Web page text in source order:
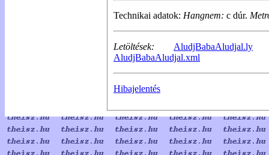
Technikai adatok: Hangnem: c dúr.
Letöltések:
AludjBabaAludjal.ly
AludjBabaAludjal.xml
Hibajelentés